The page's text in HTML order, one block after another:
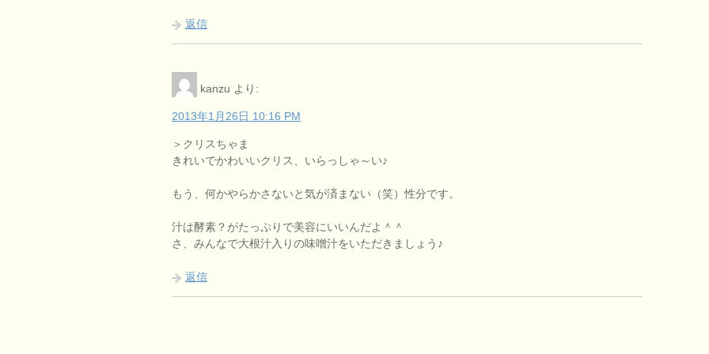
返信
kanzu より:
2013年1月26日 10:16 PM
＞クリスちゃま
きれいでかわいいクリス、いらっしゃ～い♪
もう、何かやらかさないと気が済まない（笑）性分です。
汁は酵素？がたっぷりで美容にいいんだよ＾＾
さ、みんなで大根汁入りの味噌汁をいただきましょう♪
返信